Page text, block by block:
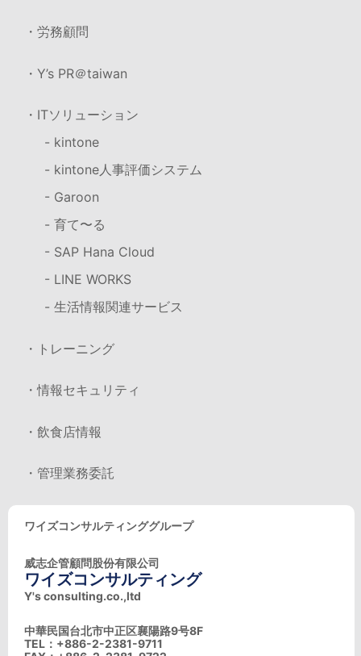
・労務顧問
・Y’s PR＠taiwan
・ITソリューション
- kintone
- kintone人事評価システム
- Garoon
- 育て〜る
- SAP Hana Cloud
- LINE WORKS
- 生活情報関連サービス
・トレーニング
・情報セキュリティ
・飲食店情報
・管理業務委託
ワイズコンサルティンググループ
威志企管顧問股份有限公司
ワイズコンサルティング
Y's consulting.co.,ltd
中華民国台北市中正区襄陽路9号8F
TEL：+886-2-2381-9711